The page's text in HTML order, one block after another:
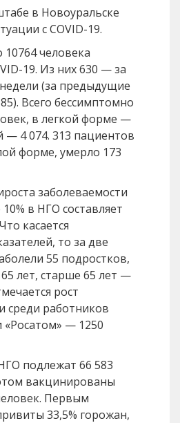
в Новоуральске
с COVID-19.
10764 человека
19. Из них 630 — за
(за предыдущие
Всего бессимптомно
в легкой форме —
— 4 074. 313 пациентов
форме, умерло 173
заболеваемости
в НГО составляет
касается
то за две
55 подростков,
лет, старше 65 лет —
рост
среди работников
«Росатом» — 1250
подлежат 66 583
вакцинированы
Первым
33,5% горожан,